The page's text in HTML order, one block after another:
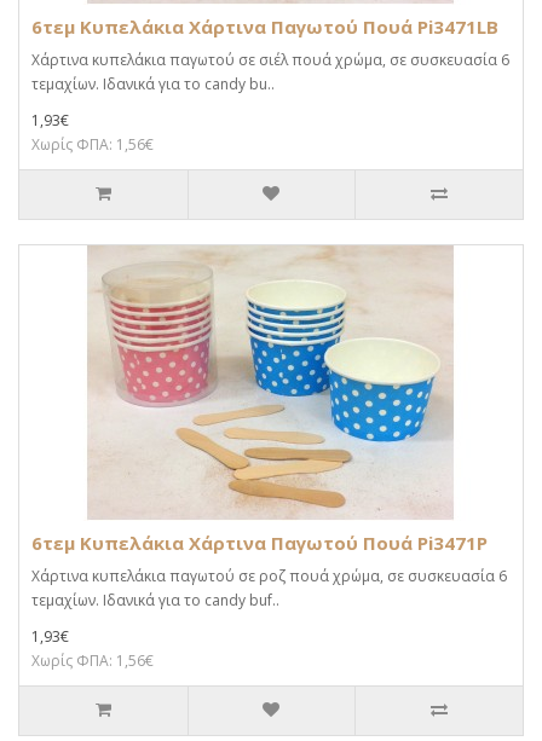
6τεμ Κυπελάκια Χάρτινα Παγωτού Πουά Pi3471LB
Χάρτινα κυπελάκια παγωτού σε σιέλ πουά χρώμα, σε συσκευασία 6
τεμαχίων. Ιδανικά για το candy bu..
1,93€
Χωρίς ΦΠΑ: 1,56€
6τεμ Κυπελάκια Χάρτινα Παγωτού Πουά Pi3471P
Χάρτινα κυπελάκια παγωτού σε ροζ πουά χρώμα, σε συσκευασία 6
τεμαχίων. Ιδανικά για το candy buf..
1,93€
Χωρίς ΦΠΑ: 1,56€